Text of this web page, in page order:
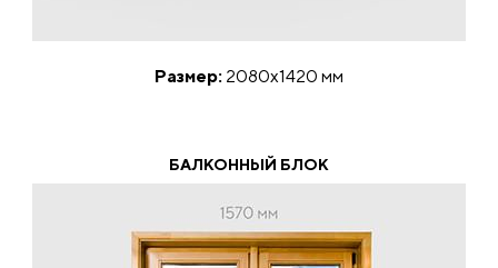
Размер: 2080х1420 мм
БАЛКОННЫЙ БЛОК